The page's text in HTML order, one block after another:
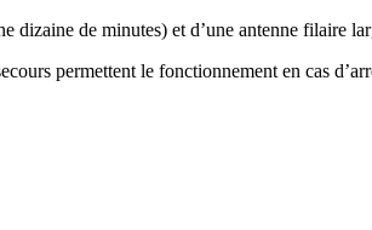
dizaine de minutes) et d’une antenne filaire
permettent le fonctionnement en cas